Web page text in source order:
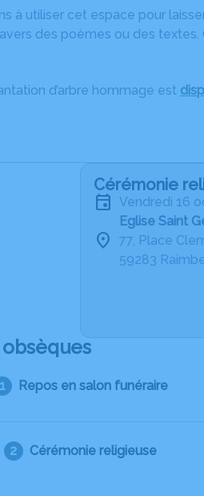
à utiliser cet espace pour
des poèmes ou des textes.
d’arbre hommage est
Cérémonie
vendredi 16
Eglise Saint
77, Place
59283
obsèques
Repos en salon funéraire
Cérémonie religieuse